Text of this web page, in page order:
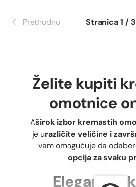
Prethodno Stranica 1 / 3
Želite kupiti
omotnice
Aširok izbor kremastih
je urazličite veličine i
vam omogućuje da
opcija za svaku
Elegantne